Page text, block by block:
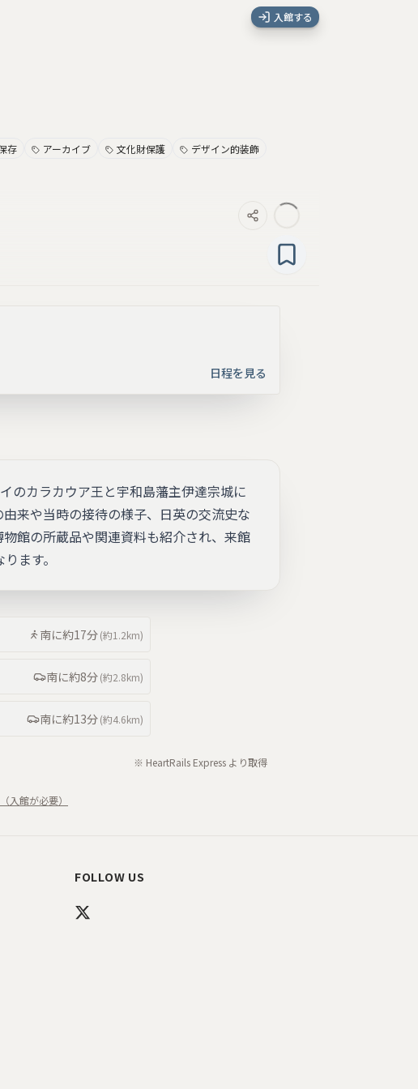
入館する
存 アーカイブ 文化財保護
デザイン的装飾
日程を見る
のカラカウア王と宇和島藩主伊達宗城に
来や当時の接待の様子、日英の交流史な
館の所蔵品や関連資料も紹介され、来館
ます。
南に約17分(約1.2km)
南に約8分(約2.8km)
南に約13分(約4.6km)
※ HeartRails Express より取得
入館が必要）
FOLLOW US